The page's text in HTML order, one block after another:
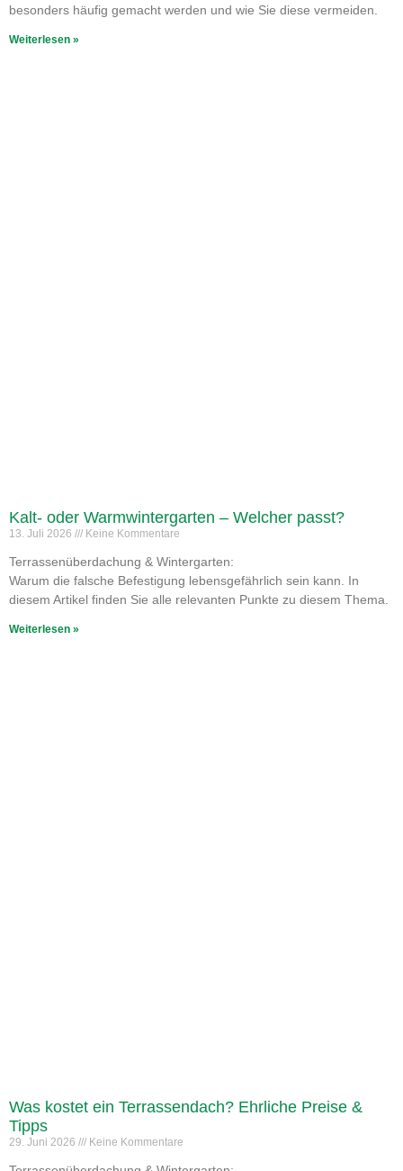
besonders häufig gemacht werden und wie Sie diese vermeiden.
Weiterlesen »
Kalt- oder Warmwintergarten – Welcher passt?
13. Juli 2026 Keine Kommentare
Terrassenüberdachung & Wintergarten:
Warum die falsche Befestigung lebensgefährlich sein kann. In
diesem Artikel finden Sie alle relevanten Punkte zu diesem Thema.
Weiterlesen »
Was kostet ein Terrassendach? Ehrliche Preise &
Tipps
29. Juni 2026 Keine Kommentare